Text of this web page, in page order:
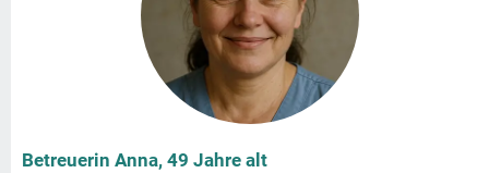
Betreuerin Anna, 49 Jahre alt